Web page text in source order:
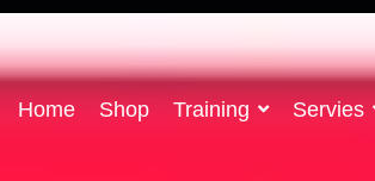
Home Shop Training Servies